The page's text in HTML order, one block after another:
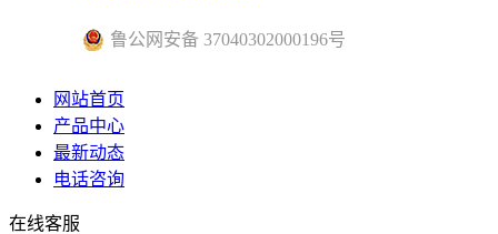
鲁公网安备 37040302000196号
网站首页
产品中心
最新动态
电话咨询
在线客服